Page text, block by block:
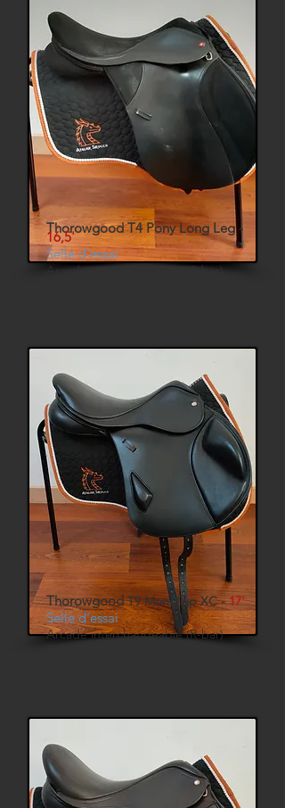
Thorowgood T4 Pony Long Leg -
16,5'
Selle d'essai
Arcade interchangeable (S-bar)
ThorowgoodT9 Monoflap XC -17'
Selle d'essai
Arcade interchangeable (R-bar)